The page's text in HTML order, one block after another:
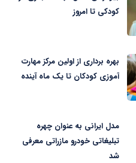
کودکی تا امروز
بهره برداری از اولین مرکز مهارت
آموزی کودکان تا یک ماه آینده
مدل ایرانی به عنوان چهره
تبلیغاتی خودرو مازراتی معرفی
شد